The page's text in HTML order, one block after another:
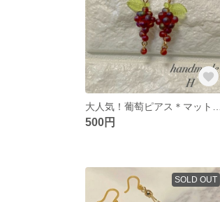
500円
SOLD OUT